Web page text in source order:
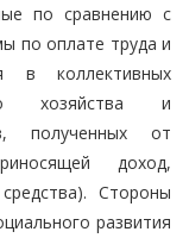
по сравнению с
по оплате труда и
в коллективных
хозяйства и
полученных от
доход,
Стороны
развития